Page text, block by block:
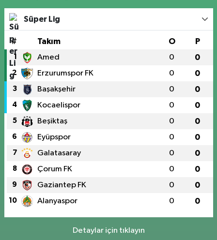
Süper Lig
# Takım O P
1 Amed 0 0
2 Erzurumspor FK 0 0
3 Başakşehir 0 0
4 Kocaelispor 0 0
5 Beşiktaş 0 0
6 Eyüpspor 0 0
7 Galatasaray 0 0
8 Çorum FK 0 0
9 Gaziantep FK 0 0
10 Alanyaspor 0 0
Detaylar için tıklayın